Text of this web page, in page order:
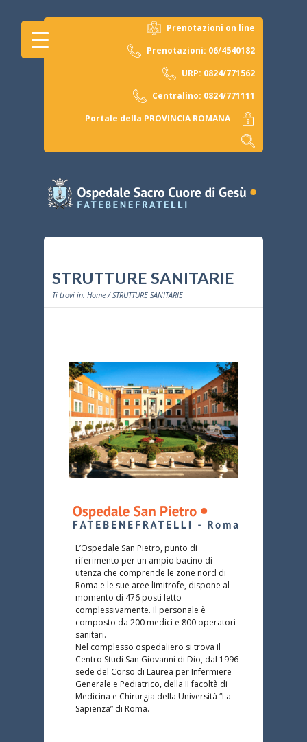
Prenotazioni on line
Prenotazioni: 06/4540182
URP: 0824/771562
Centralino: 0824/771111
Portale della PROVINCIA ROMANA
STRUTTURE SANITARIE
Ti trovi in: Home / STRUTTURE SANITARIE
L’Ospedale San Pietro, punto di
riferimento per un ampio bacino di
utenza che comprende le zone nord di
Roma e le sue aree limitrofe, dispone al
momento di 476 posti letto
complessivamente. Il personale è
composto da 200 medici e 800 operatori
sanitari.
Nel complesso ospedaliero si trova il
Centro Studi San Giovanni di Dio, dal 1996
sede del Corso di Laurea per Infermiere
Generale e Pediatrico, della II facoltà di
Medicina e Chirurgia della Università “La
Sapienza” di Roma.